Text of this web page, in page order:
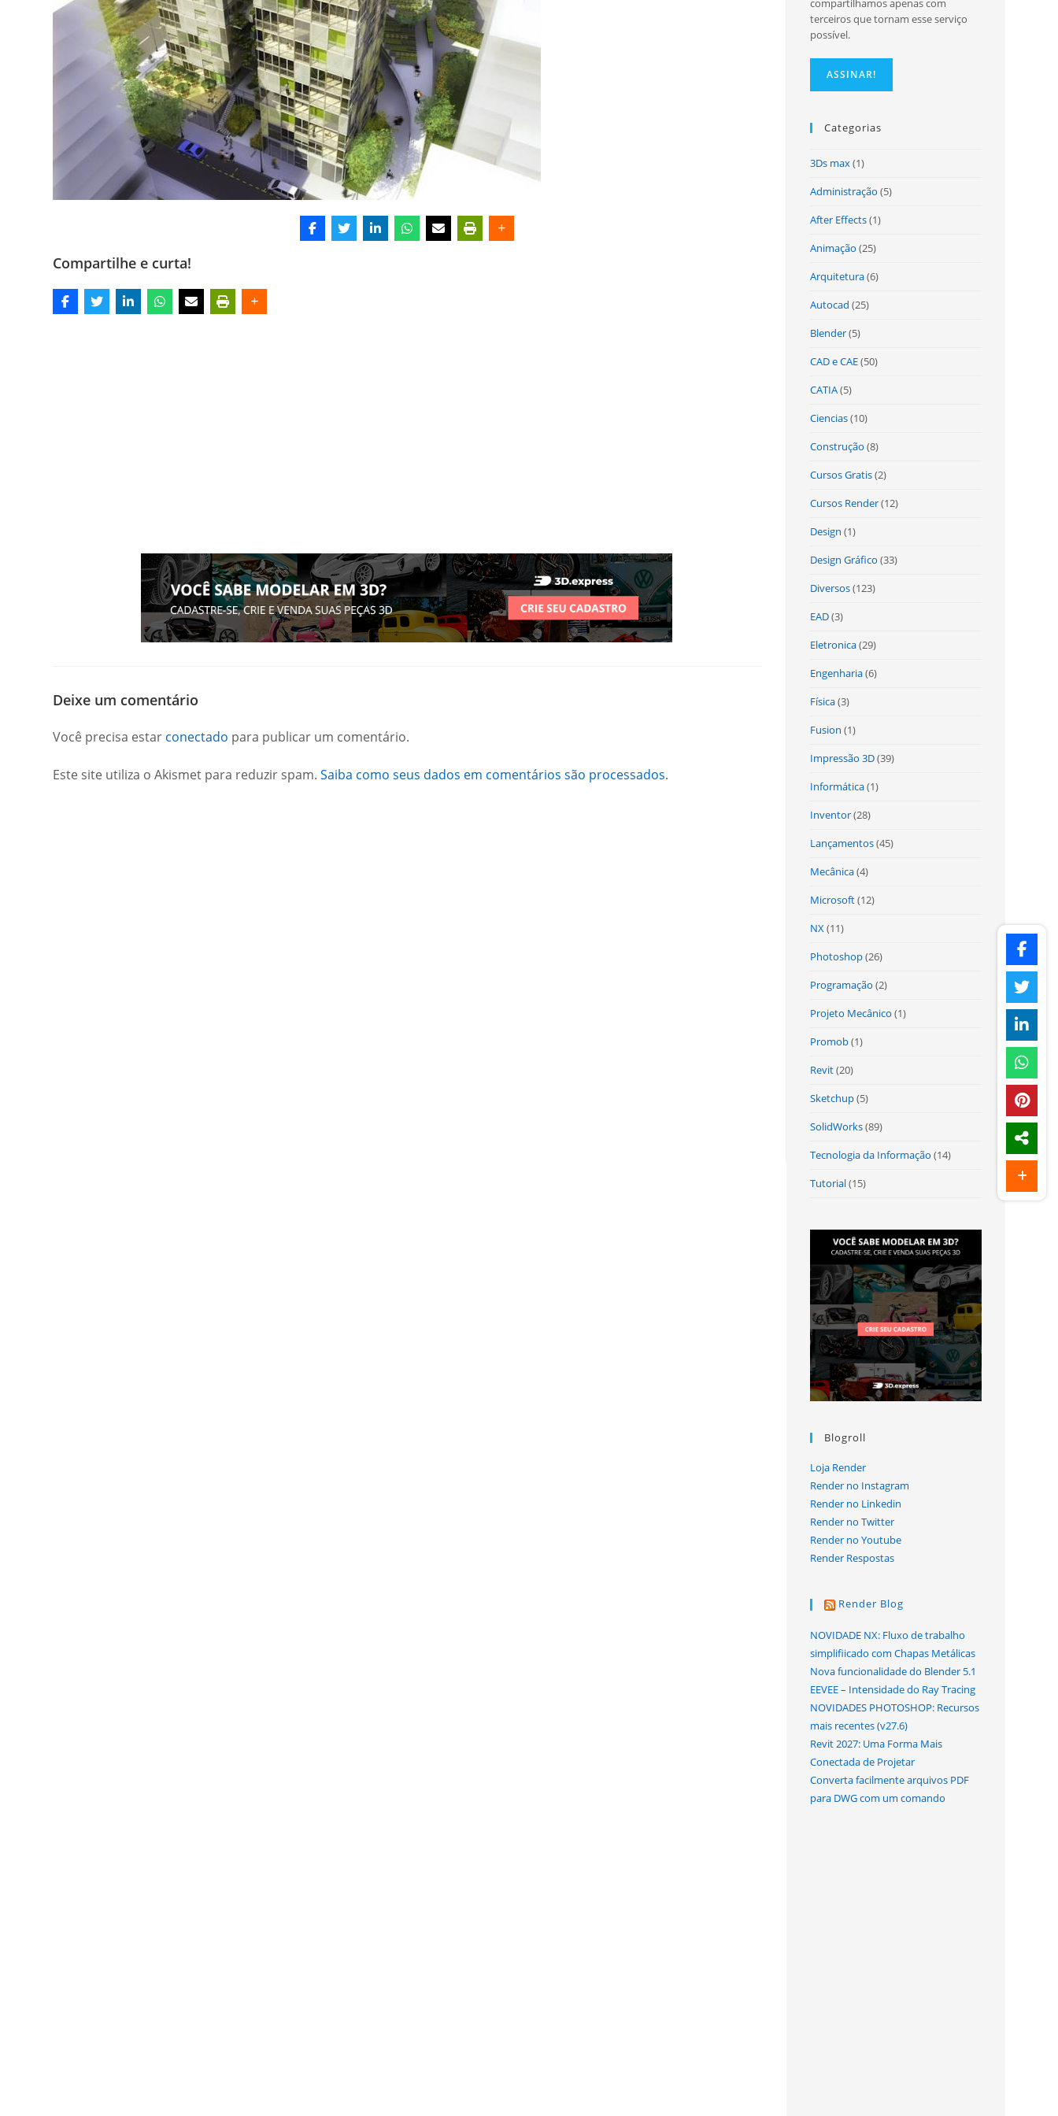
Compartilhe e curta!
Deixe um comentário
Você precisa estar conectado para publicar um comentário.
Este site utiliza o Akismet para reduzir spam.Saiba como seus dados em comentários são processados.
compartilhamos apenas com
terceiros que tornam esse serviço
possível.
Categorias
3Ds max(1)
Administração (5)
After Effects(1)
Animação (25)
Arquitetura(6)
Autocad (25)
Blender(5)
CAD e CAE(50)
CATIA(5)
Ciencias(10)
Construção (8)
Cursos Gratis(2)
Cursos Render(12)
Design (1)
Design Gráfico (33)
Diversos(123)
EAD(3)
Eletronica(29)
Engenharia(6)
Física(3)
Fusion (1)
Impressão 3D(39)
Informática(1)
Inventor(28)
Lançamentos(45)
Mecânica(4)
Microsoft(12)
NX(11)
Photoshop(26)
Programação (2)
Projeto Mecânico (1)
Promob(1)
Revit(20)
Sketchup(5)
SolidWorks(89)
Tecnologia da Informação (14)
Tutorial(15)
Blogroll
Loja Render
Render no Instagram
Render no Linkedin
Render no Twitter
Render no Youtube
Render Respostas
Render Blog
NOVIDADE NX: Fluxo de trabalho
simplifiicado com Chapas Metálicas
Nova funcionalidade do Blender 5.1
EEVEE – Intensidade do Ray Tracing
NOVIDADES PHOTOSHOP: Recursos
mais recentes (v27.6)
Revit 2027: Uma Forma Mais
Conectada de Projetar
Converta facilmente arquivos PDF
para DWG com um comando